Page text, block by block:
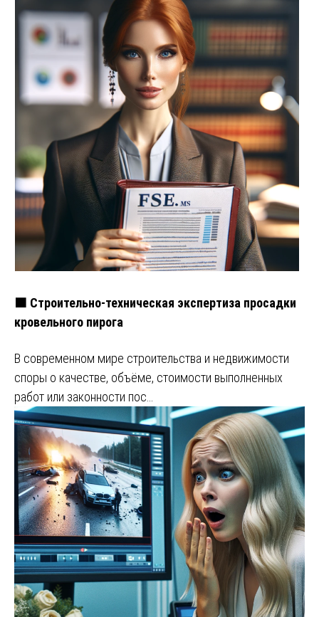
🟧 Строительно-техническая экспертиза просадки
кровельного пирога
В современном мире строительства и недвижимости
споры о качестве, объёме, стоимости выполненных
работ или законности пос…